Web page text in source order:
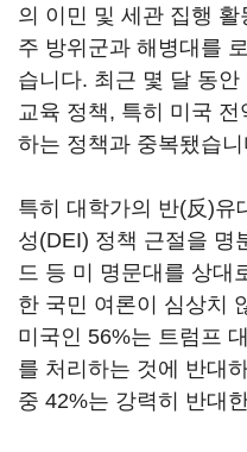
의 이민 및 세관 집행
주 방위군과 해병대를
습니다. 최근 몇 달 동
교육 정책, 특히 미국
하는 정책과 중복됐습니
특히 대학가의 반(反)유
성(DEI) 정책 근절을 명
드 등 미 명문대를 상대
한 국민 여론이 심상치
미국인 56%는 트럼프
를 처리하는 것에 반대
중 42%는 강력히 반대